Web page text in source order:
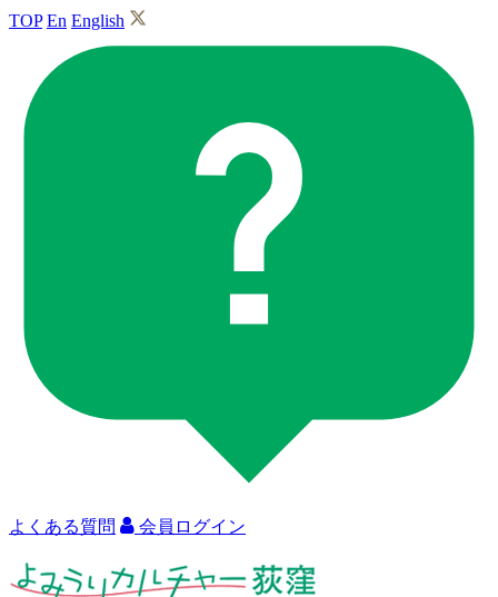
TOP En English
よくある質問 会員ログイン